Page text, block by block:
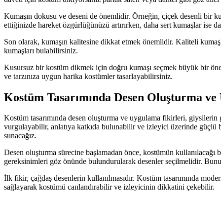
Kumaşın dokusu ve deseni de önemlidir. Örneğin, çiçek desenli bir
ettiğinizde hareket özgürlüğünüzü artırırken, daha sert kumaşlar ise
Son olarak, kumaşın kalitesine dikkat etmek önemlidir. Kaliteli
kumaşları bulabilirsiniz.
Kusursuz bir kostüm dikmek için doğru kumaşı seçmek büyük bir
ve tarzınıza uygun harika kostümler tasarlayabilirsiniz.
Kostüm Tasarımında Desen Oluşturma
Kostüm tasarımında desen oluşturma ve uygulama fikirleri,
vurgulayabilir, anlatıya katkıda bulunabilir ve izleyici üzerinde güçlü
sunacağız.
Desen oluşturma sürecine başlamadan önce, kostümün
gereksinimleri göz önünde bulundurularak desenler seçilmelidir.
İlk fikir, çağdaş desenlerin kullanılmasıdır. Kostüm tasarımında
sağlayarak kostümü canlandırabilir ve izleyicinin dikkatini çekebilir.